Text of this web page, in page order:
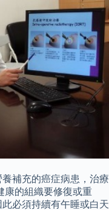
補充的癌症病患，治療
康的組織要修復或重
必須持續有午睡或白天